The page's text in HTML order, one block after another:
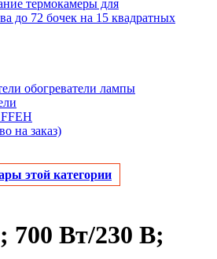
термокамеры для
до 72 бочек на 15 квадратных
обогреватели лампы
на заказ)
этой категории
700 Вт/230 В;